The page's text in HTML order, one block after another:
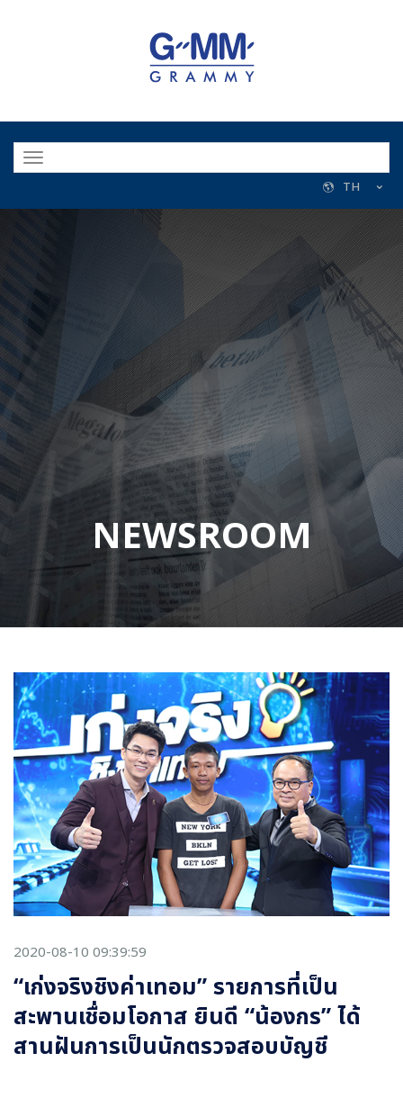
TH
NEWSROOM
2020-08-10 09:39:59
“เก่งจริงชิงค่าเทอม” รายการที่เป็น
สะพานเชื่อมโอกาส ยินดี “น้องกร” ได้
สานฝันการเป็นนักตรวจสอบบัญชี